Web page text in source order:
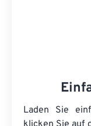
Laden Sie